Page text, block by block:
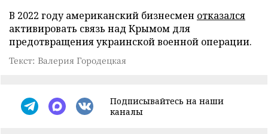
В 2022 году американский бизнесмен отказался
активировать связь над Крымом для
предотвращения украинской военной операции.
Текст: Валерия Городецкая
Подписывайтесь на наши
каналы